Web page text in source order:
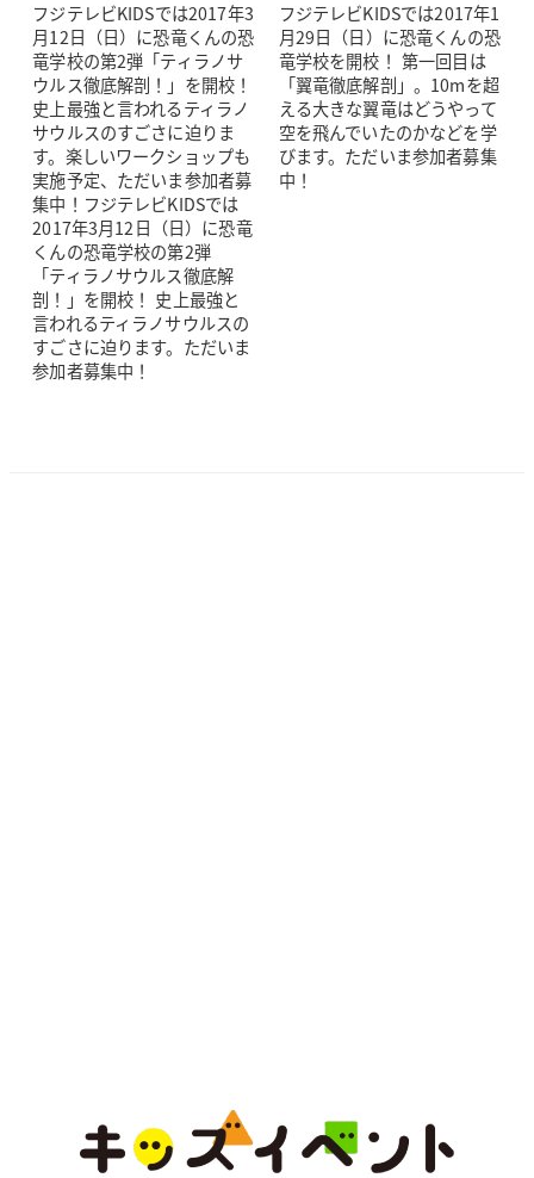
フジテレビKIDSでは2017年3
月12日（日）に恐竜くんの恐
竜学校の第2弾「ティラノサ
ウルス徹底解剖！」を開校！
史上最強と言われるティラノ
サウルスのすごさに迫りま
す。楽しいワークショップも
実施予定、ただいま参加者募
集中！フジテレビKIDSでは
2017年3月12日（日）に恐竜
くんの恐竜学校の第2弾
「ティラノサウルス徹底解
剖！」を開校！ 史上最強と
言われるティラノサウルスの
すごさに迫ります。ただいま
参加者募集中！
フジテレビKIDSでは2017年1
月29日（日）に恐竜くんの恐
竜学校を開校！ 第一回目は
「翼竜徹底解剖」。10mを超
える大きな翼竜はどうやって
空を飛んでいたのかなどを学
びます。ただいま参加者募集
中！